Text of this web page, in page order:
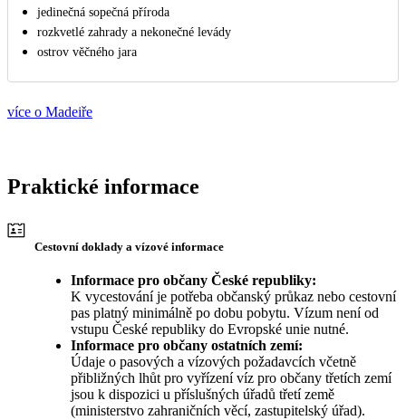
jedinečná sopečná příroda
rozkvetlé zahrady a nekonečné levády
ostrov věčného jara
více o Madeiře
Praktické informace
Cestovní doklady a vízové informace
Informace pro občany České republiky:
K vycestování je potřeba občanský průkaz nebo cestovní
pas platný minimálně po dobu pobytu. Vízum není od
vstupu České republiky do Evropské unie nutné.
Informace pro občany ostatních zemí:
Údaje o pasových a vízových požadavcích včetně
přibližných lhůt pro vyřízení víz pro občany třetích zemí
jsou k dispozici u příslušných úřadů třetí země
(ministerstvo zahraničních věcí, zastupitelský úřad).